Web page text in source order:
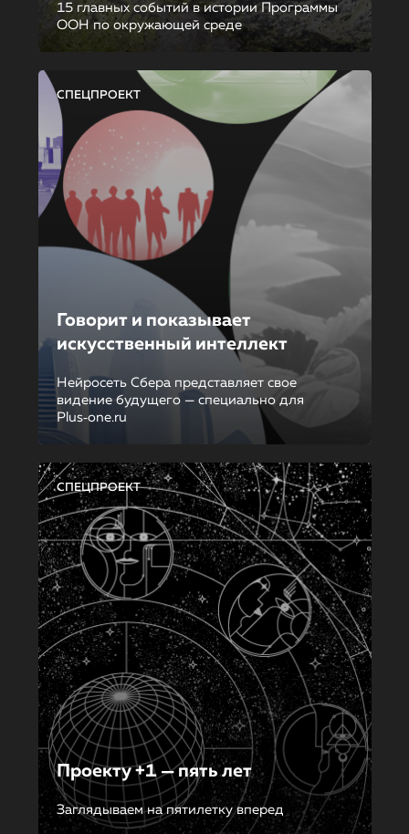
15 главных событий в истории Программы
ООН по окружающей среде
СПЕЦПРОЕКТ
Говорит и показывает
искусственный интеллект
Нейросеть Сбера представляет свое
видение будущего — специально для
Plus‑one.ru
СПЕЦПРОЕКТ
Проекту +1 — пять лет
Заглядываем на пятилетку вперед